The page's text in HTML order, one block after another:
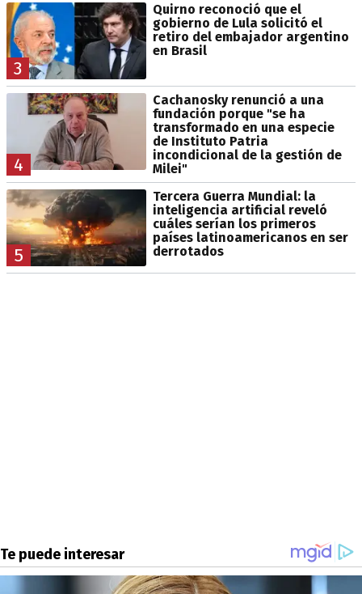
3
Quirno reconoció que el
gobierno de Lula solicitó el
retiro del embajador argentino
en Brasil
4
Cachanosky renunció a una
fundación porque "se ha
transformado en una especie
de Instituto Patria
incondicional de la gestión de
Milei"
5
Tercera Guerra Mundial: la
inteligencia artificial reveló
cuáles serían los primeros
países latinoamericanos en ser
derrotados